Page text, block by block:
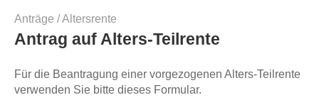
Anträge /Altersrente
Antrag auf Alters-Teilrente
Für die Beantragung einer vorgezogenen Alters-Teilrente
verwenden Sie bitte dieses Formular.